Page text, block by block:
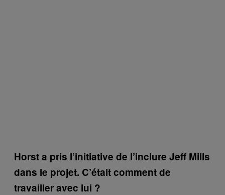
Horst a pris l’initiative de l’inclure Jeff Mills
dans le projet. C’était comment de
travailler avec lui ?